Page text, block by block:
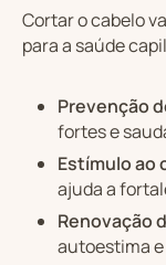
Cortar o cabelo
para a saúde
Prevenção
fortes e
Estímulo ao
ajuda a
Renovação
autoestima